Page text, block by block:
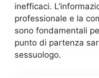
inefficaci.
professionale e la
sono fondamentali
punto di partenza
sessuologo.